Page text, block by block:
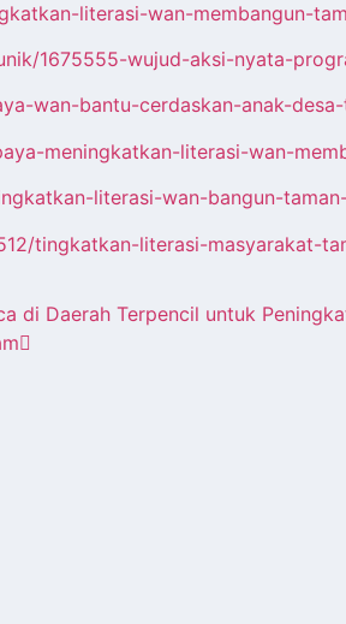
literasi-wan-membangun-
1675555-wujud-aksi-nyata-
wan-bantu-cerdaskan-anak-
meningkatkan-literasi-wan-
literasi-wan-bangun-
tingkatkan-literasi-masyarakat-
di Daerah Terpencil untuk